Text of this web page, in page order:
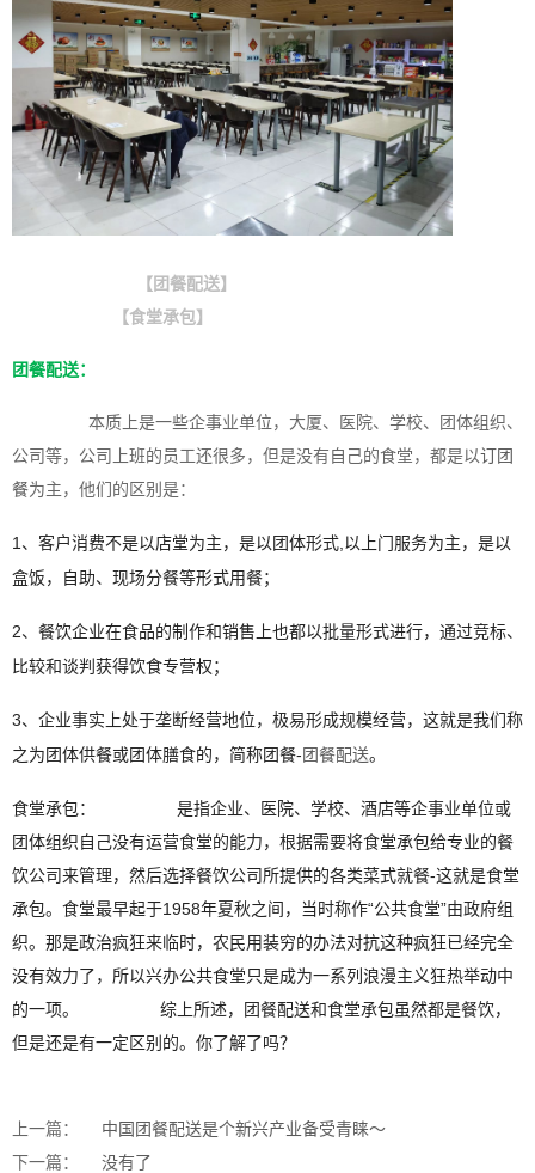
【团餐配送】
【食堂承包】
团餐配送：
本质上是一些企事业单位，大厦、医院、学校、团体组织、
公司等，公司上班的员工还很多，但是没有自己的食堂，都是以订团
餐为主，他们的区别是：
1、客户消费不是以店堂为主，是以团体形式,以上门服务为主，是以
盒饭，自助、现场分餐等形式用餐；
2、餐饮企业在食品的制作和销售上也都以批量形式进行，通过竞标、
比较和谈判获得饮食专营权；
3、企业事实上处于垄断经营地位，极易形成规模经营，这就是我们称
之为团体供餐或团体膳食的，简称团餐-团餐配送。
食堂承包：                 是指企业、医院、学校、酒店等企事业单位或
团体组织自己没有运营食堂的能力，根据需要将食堂承包给专业的餐
饮公司来管理，然后选择餐饮公司所提供的各类菜式就餐-这就是食堂
承包。食堂最早起于1958年夏秋之间，当时称作“公共食堂”由政府组
织。那是政治疯狂来临时，农民用装穷的办法对抗这种疯狂已经完全
没有效力了，所以兴办公共食堂只是成为一系列浪漫主义狂热举动中
的一项。                 综上所述，团餐配送和食堂承包虽然都是餐饮，
但是还是有一定区别的。你了解了吗？
上一篇：
中国团餐配送是个新兴产业备受青睐～
下一篇：
没有了